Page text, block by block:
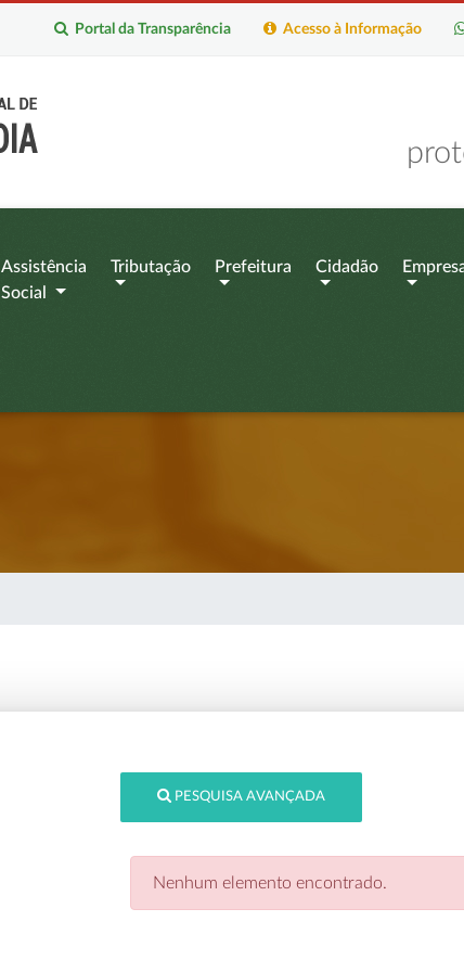
Acesso à Informação
Portal da Transparência
Assistência
Social
Tributação Prefeitura Cidadão
PESQUISA AVANÇADA
Nenhum elemento encontrado.